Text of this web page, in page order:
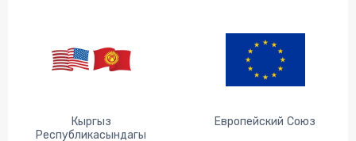
Кыргыз
Республикасындагы
Европейский Союз